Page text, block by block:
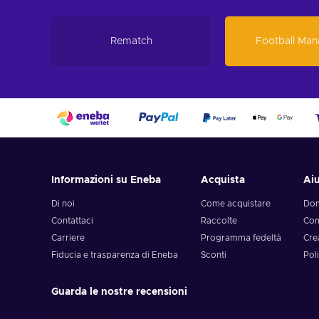
Rematch Football
Informazioni su Eneba
Di noi
Contattaci
Carriere
Fiducia e trasparenza di Eneba
Acquista
Come acquistare
Raccolte
Programma fedeltà
Sconti
Guarda le nostre recensioni